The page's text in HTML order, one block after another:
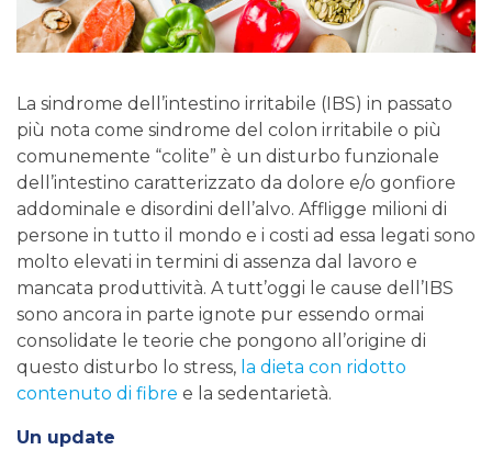
La sindrome dell’intestino irritabile (IBS) in passato
più nota come sindrome del colon irritabile o più
comunemente “colite” è un disturbo funzionale
dell’intestino caratterizzato da dolore e/o gonfiore
addominale e disordini dell’alvo. Affligge milioni di
persone in tutto il mondo e i costi ad essa legati sono
molto elevati in termini di assenza dal lavoro e
mancata produttività. A tutt’oggi le cause dell’IBS
sono ancora in parte ignote pur essendo ormai
consolidate le teorie che pongono all’origine di
questo disturbo lo stress, la dieta con ridotto
contenuto di fibre e la sedentarietà.
Un update